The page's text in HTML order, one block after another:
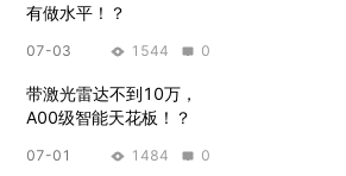
有做水平！？
07-03 1544 0
带激光雷达不到10万，
A00级智能天花板！？
07-01 1484 0